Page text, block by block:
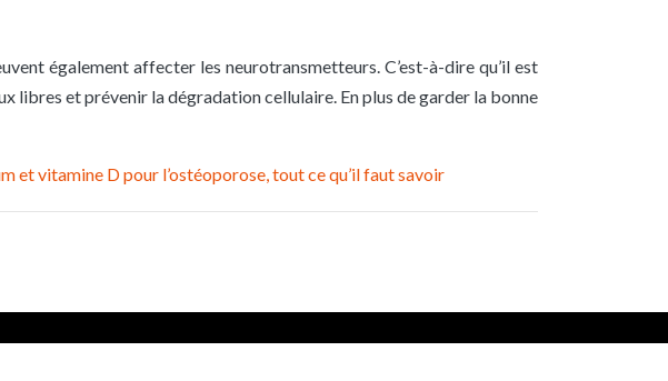
également affecter les neurotransmetteurs. C’est-à-dire qu’il est
et prévenir la dégradation cellulaire. En plus de garder la bonne
et vitamine D pour l’ostéoporose, tout ce qu’il faut savoir